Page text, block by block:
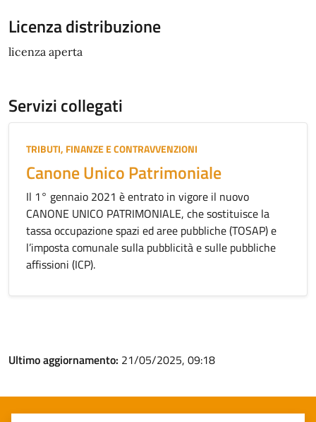
Licenza distribuzione
licenza aperta
Servizi collegati
Categoria:
TRIBUTI, FINANZE E CONTRAVVENZIONI
Canone Unico Patrimoniale
Il 1° gennaio 2021 è entrato in vigore il nuovo
CANONE UNICO PATRIMONIALE, che sostituisce la
tassa occupazione spazi ed aree pubbliche (TOSAP) e
l’imposta comunale sulla pubblicità e sulle pubbliche
affissioni (ICP).
Ultimo aggiornamento: 21/05/2025, 09:18